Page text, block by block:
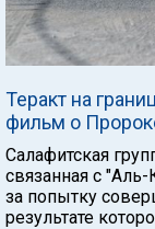
Теракт на
фильм о
Салафитская
связанная с "Аль-
за попытку
результате